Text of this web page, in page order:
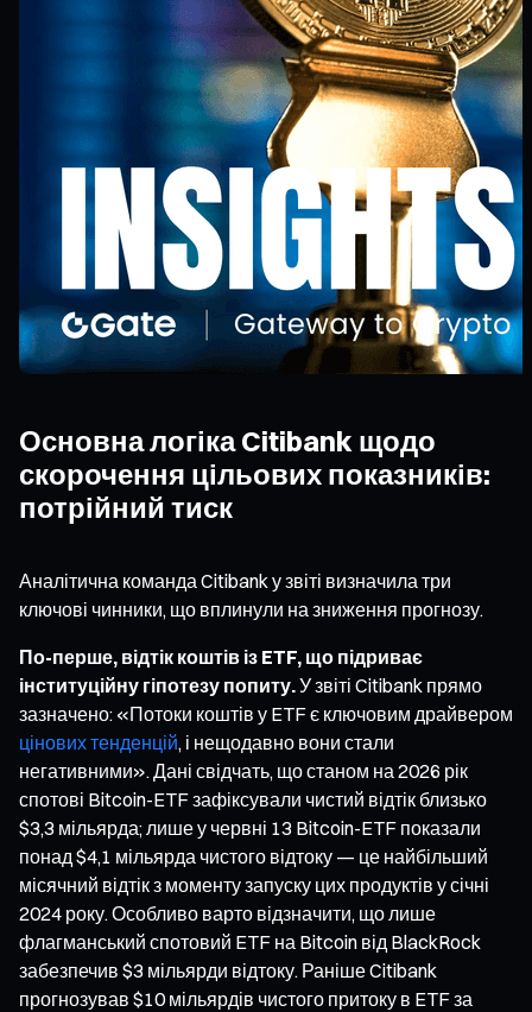
Основна логіка Citibank щодо
скорочення цільових показників:
потрійний тиск
Аналітична команда Citibank у звіті визначила три
ключові чинники, що вплинули на зниження прогнозу.
По-перше, відтік коштів із ETF, що підриває
інституційну гіпотезу попиту.У звіті Citibank прямо
зазначено: «Потоки коштів у ETF є ключовим драйвером
цінових тенденцій, і нещодавно вони стали
негативними». Дані свідчать, що станом на 2026 рік
спотові Bitcoin-ETF зафіксували чистий відтік близько
$3,3 мільярда; лише у червні 13 Bitcoin-ETF показали
понад $4,1 мільярда чистого відтоку — це найбільший
місячний відтік з моменту запуску цих продуктів у січні
2024 року. Особливо варто відзначити, що лише
флагманський спотовий ETF на Bitcoin від BlackRock
забезпечив $3 мільярди відтоку. Раніше Citibank
прогнозував $10 мільярдів чистого притоку в ETF за